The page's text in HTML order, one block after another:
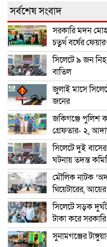
সর্বশেষ সংবাদ
সরকারি মদন
চতুর্থ বর্ষের
সিলেটে ৯ জন
বাতিল
জুলাই মাসে
জনের
জকিগঞ্জে পুলিশ
গ্রেফতার- ২,
সিলেটে দুই
ঘটনায় তদন্ত
মৌলিক নাটক
থিয়েটারের,
সিলেটে সড়ক
টাকা করে
সুনামগঞ্জের